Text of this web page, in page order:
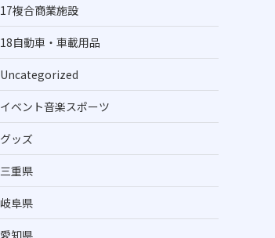
17複合商業施設
18自動車・車載用品
Uncategorized
イベント音楽スポーツ
グッズ
三重県
岐阜県
愛知県